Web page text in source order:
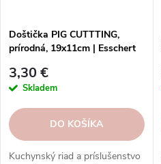
Doštička PIG CUTTTING,
prírodná, 19x11cm | Esschert
3,30 €
Skladem
DO KOŠÍKA
Kuchynský riad a príslušenstvo